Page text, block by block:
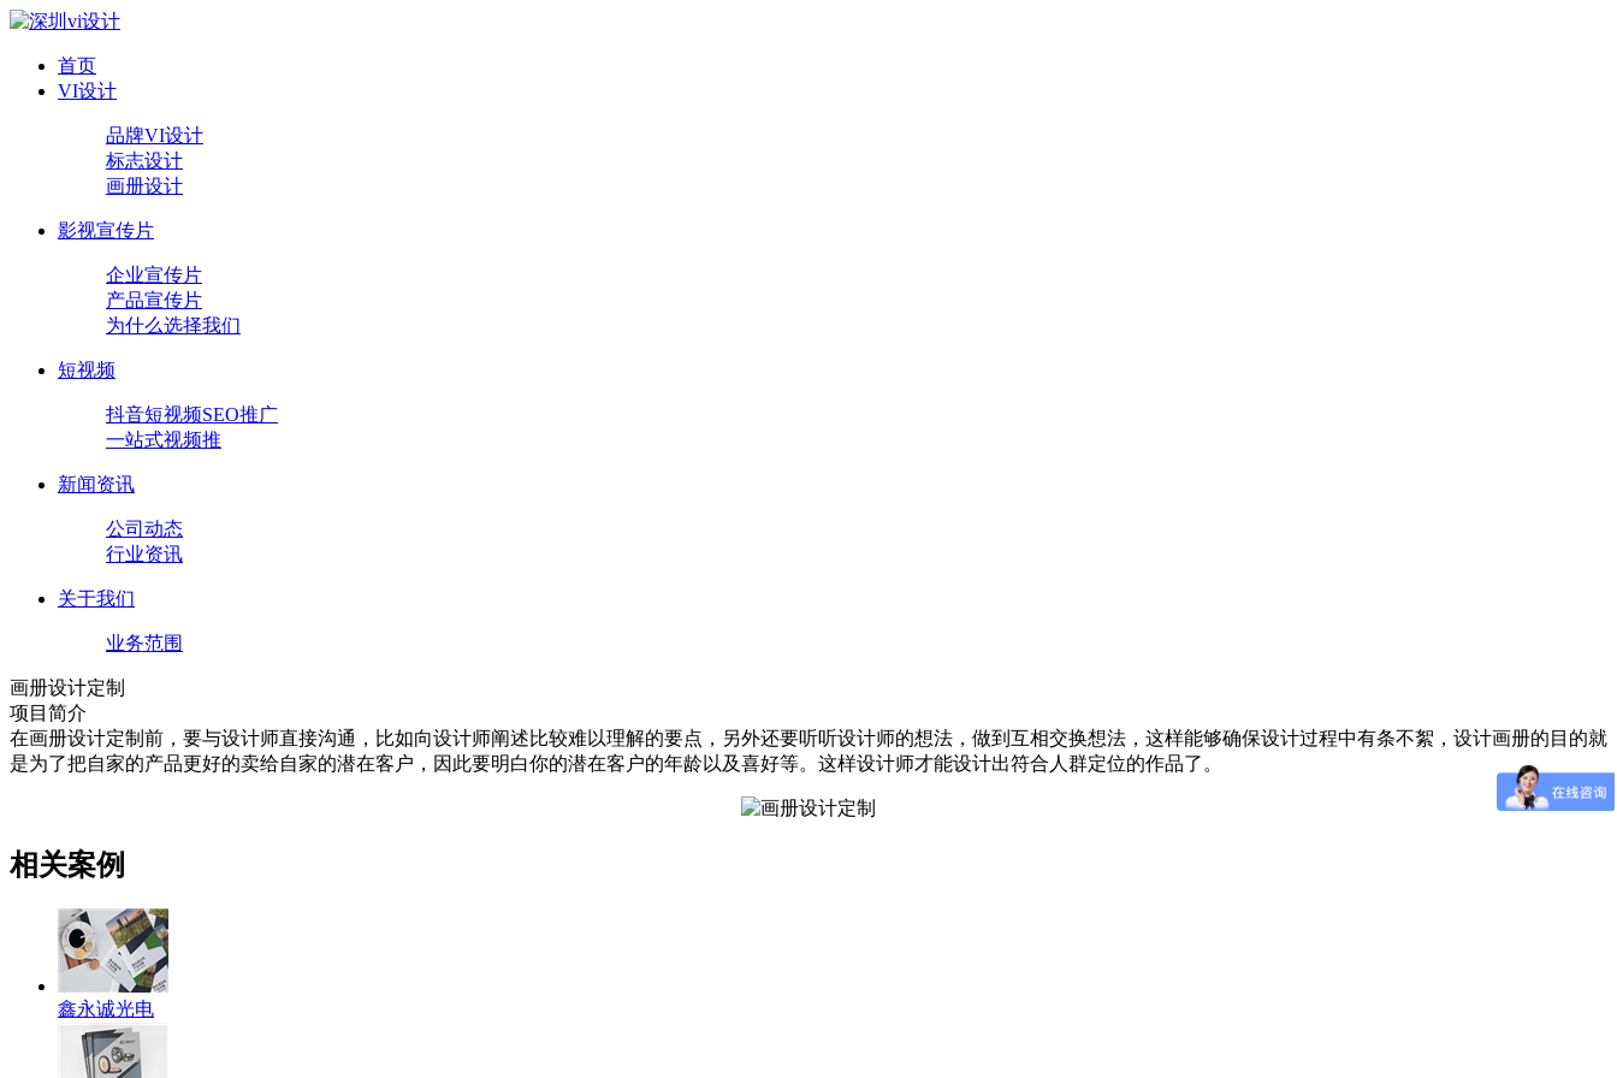
首页
VI设计
品牌VI设计
标志设计
画册设计
影视宣传片
企业宣传片
产品宣传片
为什么选择我们
短视频
抖音短视频SEO推广
一站式视频推
新闻资讯
公司动态
行业资讯
关于我们
业务范围
画册设计定制
项目简介
在画册设计定制前，要与设计师直接沟通，比如向设计师阐述比较难以理解的要点，另外还要听听设计师的想法，做到互相交换想法，这样能够确保设计过程中有条不絮，设计画册的目的就
是为了把自家的产品更好的卖给自家的潜在客户，因此要明白你的潜在客户的年龄以及喜好等。这样设计师才能设计出符合人群定位的作品了。
相关案例
鑫永诚光电